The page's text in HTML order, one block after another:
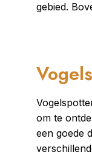
gebied.
om te
een goede